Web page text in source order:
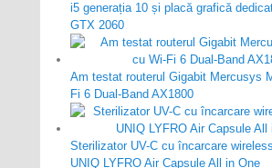
i5 generația 10 și placă grafică
GTX 2060
Am testat routerul Gigabit Mercusys
Fi 6 Dual-Band AX1800
Sterilizator UV-C cu încarcare
UNIQ LYFRO Air Capsule All in One